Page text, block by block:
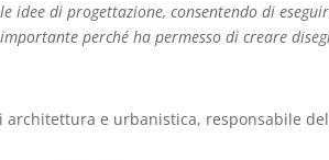
di progettazione, consentendo di
perché ha permesso di creare
architettura e urbanistica, responsabile